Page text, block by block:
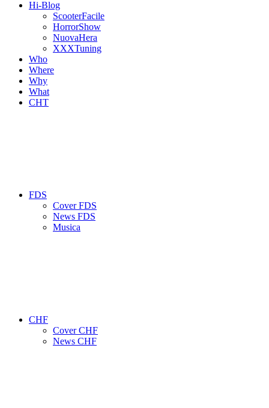
Hi-Blog
ScooterFacile
HorrorShow
NuovaHera
XXXTuning
Who
Where
Why
What
CHT
FDS
Cover FDS
News FDS
Musica
CHF
Cover CHF
News CHF